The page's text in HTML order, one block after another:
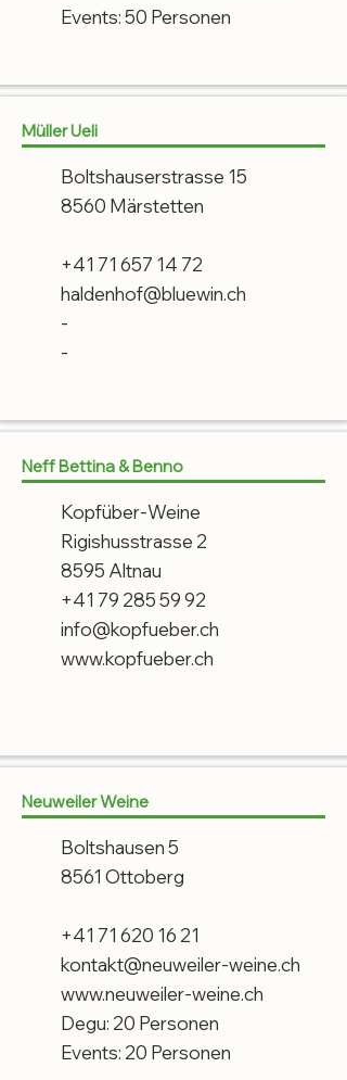
Events: 50 Personen
Müller Ueli
Boltshauserstrasse 15
8560 Märstetten
+41 71 657 14 72
haldenhof@bluewin.ch
-
-
Neff Bettina & Benno
Kopfüber-Weine
Rigishusstrasse 2
8595 Altnau
+41 79 285 59 92
info@kopfueber.ch
www.kopfueber.ch
Neuweiler Weine
Boltshausen 5
8561 Ottoberg
+41 71 620 16 21
kontakt@neuweiler-weine.ch
www.neuweiler-weine.ch
Degu: 20 Personen
Events: 20 Personen